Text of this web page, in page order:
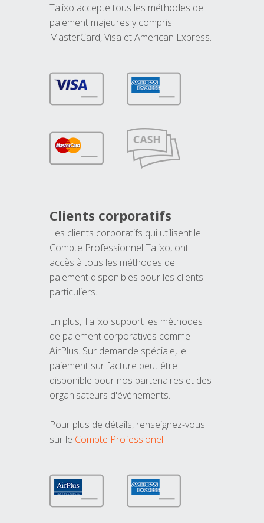
Talixo accepte tous les méthodes de
paiement majeures y compris
MasterCard, Visa et American Express.
Clients corporatifs
Les clients corporatifs qui utilisent le
Compte Professionnel Talixo, ont
accès à tous les méthodes de
paiement disponibles pour les clients
particuliers.
En plus, Talixo support les méthodes
de paiement corporatives comme
AirPlus. Sur demande spéciale, le
paiement sur facture peut être
disponible pour nos partenaires et des
organisateurs d'événements.
Pour plus de détails, renseignez-vous
sur le Compte Professionel.